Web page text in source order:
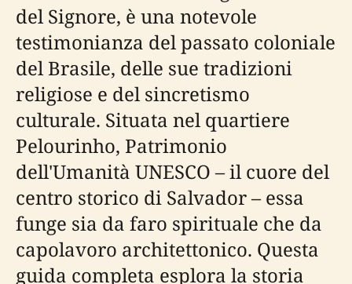
del Signore, è una notevole
testimonianza del passato coloniale
del Brasile, delle sue tradizioni
religiose e del sincretismo
culturale. Situata nel quartiere
Pelourinho, Patrimonio
dell'Umanità UNESCO – il cuore del
centro storico di Salvador – essa
funge sia da faro spirituale che da
capolavoro architettonico. Questa
guida completa esplora la storia